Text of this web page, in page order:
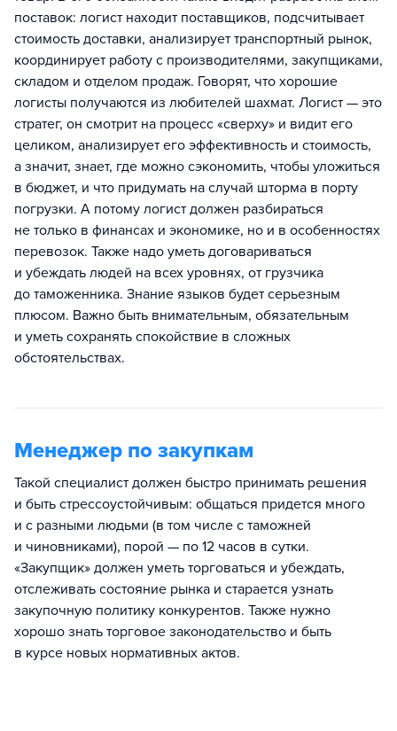
поставок: логист находит поставщиков, подсчитывает
стоимость доставки, анализирует транспортный рынок,
координирует работу с производителями, закупщиками,
складом и отделом продаж. Говорят, что хорошие
логисты получаются из любителей шахмат. Логист — это
стратег, он смотрит на процесс «сверху» и видит его
целиком, анализирует его эффективность и стоимость,
а значит, знает, где можно сэкономить, чтобы уложиться
в бюджет, и что придумать на случай шторма в порту
погрузки. А потому логист должен разбираться
не только в финансах и экономике, но и в особенностях
перевозок. Также надо уметь договариваться
и убеждать людей на всех уровнях, от грузчика
до таможенника. Знание языков будет серьезным
плюсом. Важно быть внимательным, обязательным
и уметь сохранять спокойствие в сложных
обстоятельствах.
Менеджер по закупкам
Такой специалист должен быстро принимать решения
и быть стрессоустойчивым: общаться придется много
и с разными людьми (в том числе с таможней
и чиновниками), порой — по 12 часов в сутки.
«Закупщик» должен уметь торговаться и убеждать,
отслеживать состояние рынка и старается узнать
закупочную политику конкурентов. Также нужно
хорошо знать торговое законодательство и быть
в курсе новых нормативных актов.